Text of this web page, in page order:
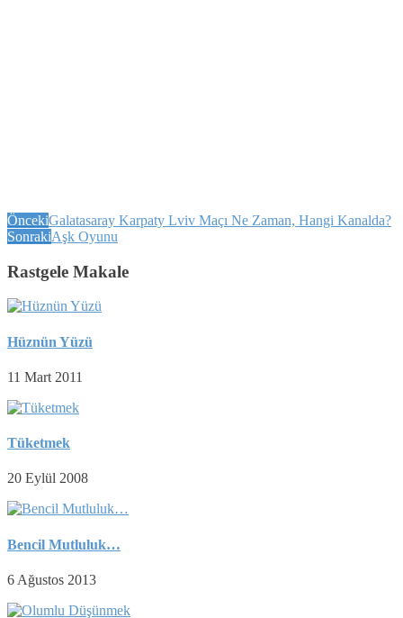
ÖncekiGalatasaray Karpaty Lviv Maçı Ne Zaman, Hangi Kanalda?
SonrakiAşk Oyunu
Rastgele Makale
Hüznün Yüzü
11 Mart 2011
Tüketmek
20 Eylül 2008
Bencil Mutluluk…
6 Ağustos 2013